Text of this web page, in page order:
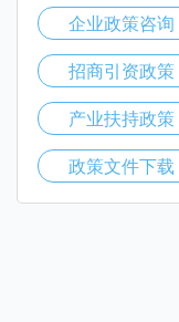
企业政策咨询
招商引资政策
产业扶持政策
政策文件下载